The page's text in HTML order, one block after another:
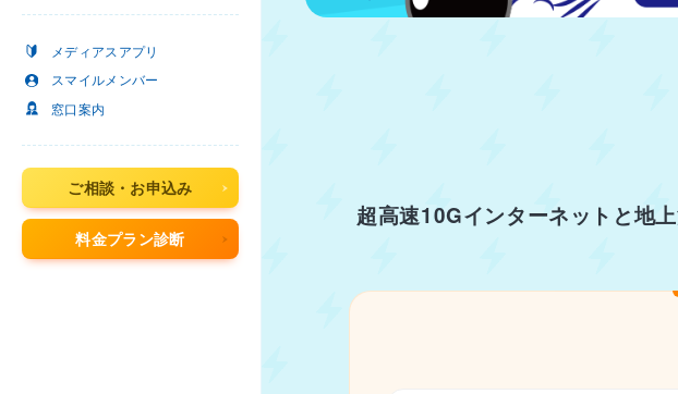
メディアスアプリ
スマイルメンバー
窓口案内
ご相談・お申込み
料金プラン診断
超高速10Gインターネットと地